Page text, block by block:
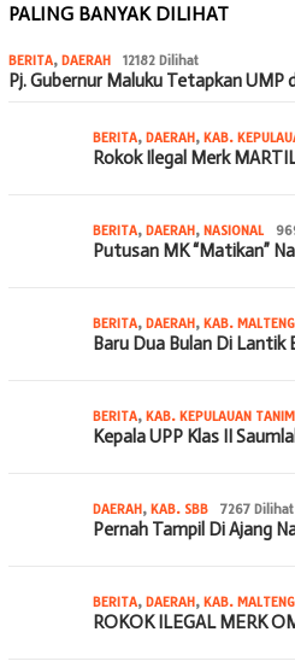
PALING BANYAK DILIHAT
BERITA, DAERAH 12182 Dilihat
Pj. Gubernur Maluku Tetapkan UMP
BERITA, DAERAH, KAB.
Rokok Ilegal Merk
BERITA, DAERAH, NASIONAL
Putusan MK “Matikan”
BERITA, DAERAH, KAB. MALTENG
Baru Dua Bulan Di
BERITA, KAB. KEPULAUAN
Kepala UPP Klas II
DAERAH, KAB. SBB 7267 Dilihat
Pernah Tampil Di Ajang
BERITA, DAERAH, KAB. MALTENG
ROKOK ILEGAL MERK